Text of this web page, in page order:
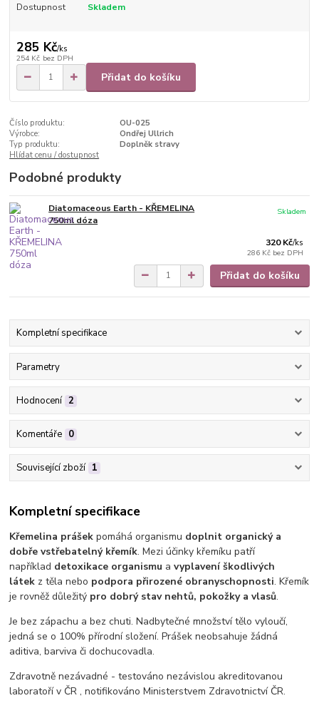
Dostupnost Skladem
285 Kč/ks
254 Kč bez DPH
Přidat do košíku
Číslo produktu:
OU-025
Výrobce:
Ondřej Ullrich
Typ produktu:
Doplněk stravy
Hlídat cenu / dostupnost
Podobné produkty
Diatomaceous Earth - KŘEMELINA
750ml dóza
320 Kč/ks
286 Kč bez DPH
Skladem
Přidat do košíku
Kompletní specifikace
Parametry
Hodnocení 2
Komentáře 0
Související zboží 1
Kompletní specifikace
Křemelina prášek pomáhá organismu doplnit organický a
dobře vstřebatelný křemík. Mezi účinky křemíku patří
například detoxikace organismu avyplavení škodlivých
látek z těla nebo podpora přirozené obranyschopnosti. Křemík
je rovněž důležitý pro dobrý stav nehtů, pokožky a vlasů.
Je bez zápachu a bez chuti. Nadbytečné množství tělo vyloučí,
jedná se o 100% přírodní složení. Prášek neobsahuje žádná
aditiva, barviva či dochucovadla.
Zdravotně nezávadné - testováno nezávislou akreditovanou
laboratoří v ČR , notifikováno Ministerstvem Zdravotnictví ČR.